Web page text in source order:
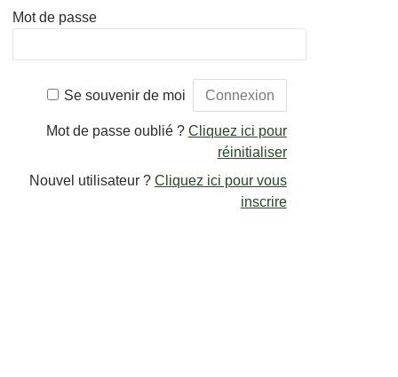
Mot de passe
Se souvenir de moi
Mot de passe oublié ? Cliquez ici pour
réinitialiser
Nouvel utilisateur ? Cliquez ici pour vous
inscrire